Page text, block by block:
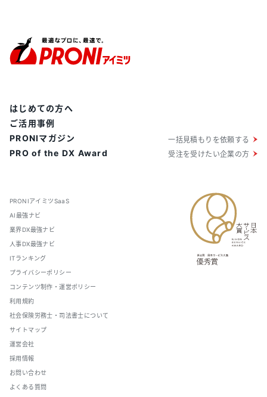
PRONIアイミツSaaS
AI最強ナビ
業界DX最強ナビ
人事DX最強ナビ
ITランキング
プライバシーポリシー
コンテンツ制作・運営ポリシー
利用規約
社会保険労務士・司法書士について
サイトマップ
運営会社
採用情報
お問い合わせ
よくある質問
はじめての方へ
ご活用事例
PRONIマガジン
PRO of the DX Award
一括見積もりを依頼する
受注を受けたい企業の方